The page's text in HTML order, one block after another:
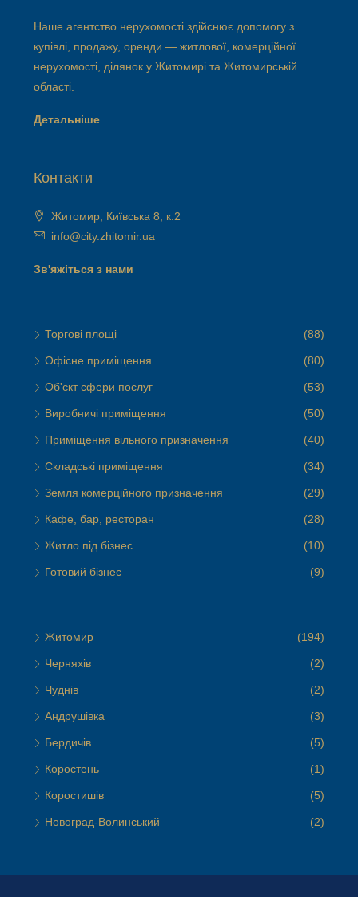
Наше агентство нерухомості здійснює допомогу з
купівлі, продажу, оренди — житлової, комерційної
нерухомості, ділянок у Житомирі та Житомирській
області.
Детальніше
Контакти
Житомир, Київська 8, к.2
info@city.zhitomir.ua
Зв'яжіться з нами
Торгові площі (88)
Офісне приміщення (80)
Об'єкт сфери послуг (53)
Виробничі приміщення (50)
Приміщення вільного призначення (40)
Складські приміщення (34)
Земля комерційного призначення (29)
Кафе, бар, ресторан (28)
Житло під бізнес (10)
Готовий бізнес (9)
Житомир (194)
Черняхів (2)
Чуднів (2)
Андрушівка (3)
Бердичів (5)
Коростень (1)
Коростишів (5)
Новоград-Волинський (2)